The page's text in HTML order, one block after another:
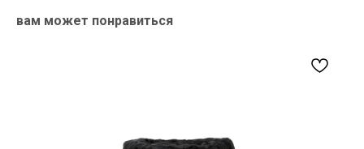
вам может понравиться